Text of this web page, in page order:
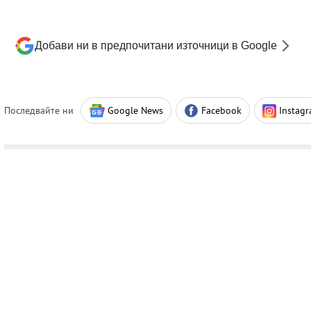
Добави ни в предпочитани източници в Google
Последвайте ни Google News Facebook